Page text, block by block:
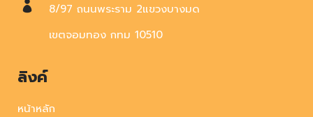
8/97 ถนนพระราม 2แขวงบางมด
เขตจอมทอง กทม 10510
ลิงค์
หน้าหลัก